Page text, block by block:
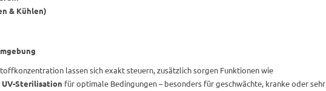
& Kühlen)
lassen sich exakt steuern, zusätzlich sorgen Funktionen wie
UV-Sterilisation für optimale Bedingungen – besonders für geschwächte, kranke oder sehr